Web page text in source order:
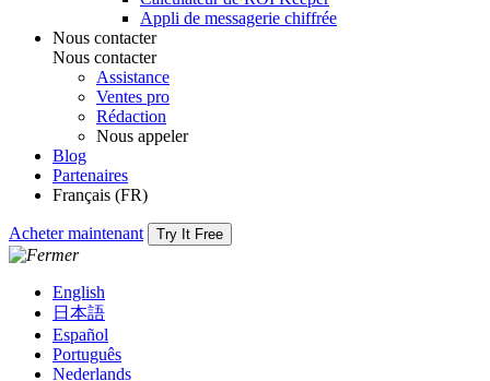
Appli de messagerie chiffrée
Nous contacter
Nous contacter
Assistance
Ventes pro
Rédaction
Nous appeler
Blog
Partenaires
Français (FR)
Acheter maintenant Try It Free
English
日本語
Español
Português
Nederlands